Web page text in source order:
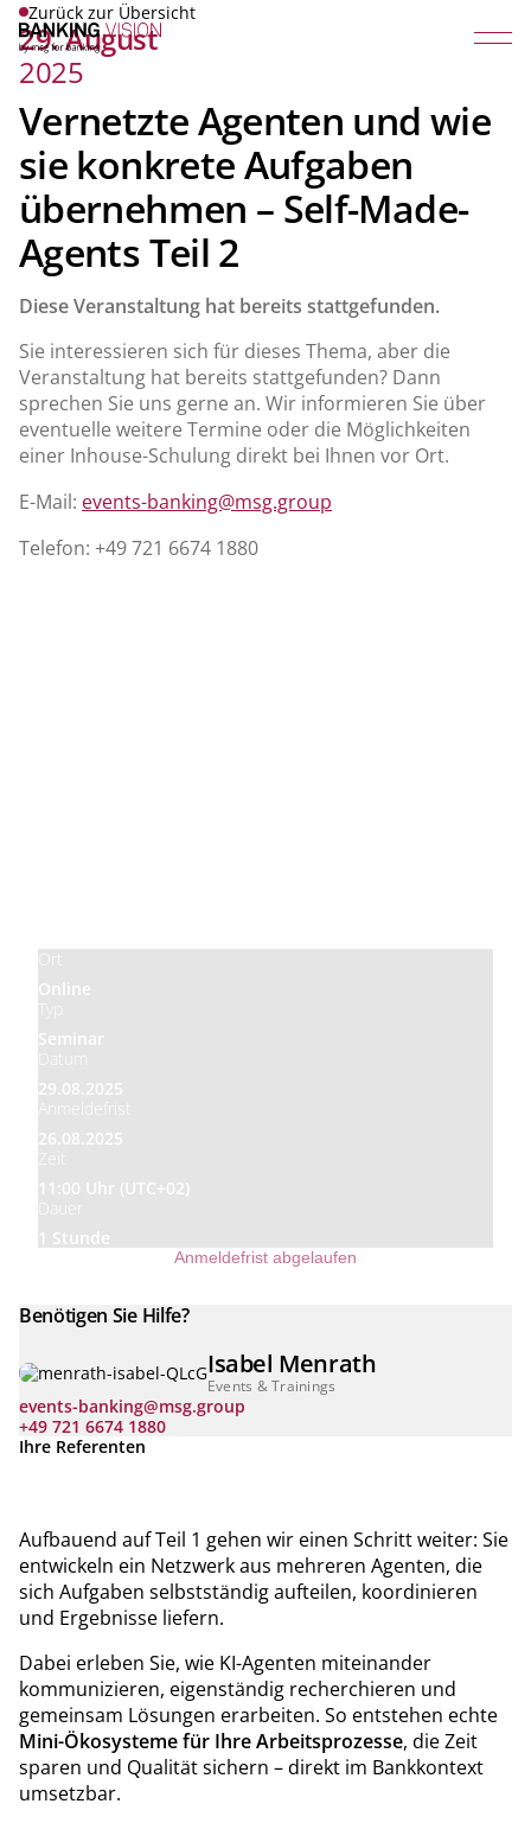
Zurück zur Übersicht
29. August
2025
Vernetzte Agenten und wie
sie konkrete Aufgaben
übernehmen – Self-Made-
Agents Teil 2
Diese Veranstaltung hat bereits stattgefunden.
Sie interessieren sich für dieses Thema, aber die
Veranstaltung hat bereits stattgefunden? Dann
sprechen Sie uns gerne an. Wir informieren Sie über
eventuelle weitere Termine oder die Möglichkeiten
einer Inhouse-Schulung direkt bei Ihnen vor Ort.
E-Mail: events-banking@msg.group
Telefon: +49 721 6674 1880
Online
Seminar
29.08.2025
26.08.2025
11:00 Uhr (UTC+02)
1 Stunde
Anmeldefrist abgelaufen
Benötigen Sie Hilfe?
Isabel Menrath
Events & Trainings
events-banking@msg.group
+49 721 6674 1880
Ihre Referenten
Aufbauend auf Teil 1 gehen wir einen Schritt weiter: Sie
entwickeln ein Netzwerk aus mehreren Agenten, die
sich Aufgaben selbstständig aufteilen, koordinieren
und Ergebnisse liefern.
Dabei erleben Sie, wie KI-Agenten miteinander
kommunizieren, eigenständig recherchieren und
gemeinsam Lösungen erarbeiten. So entstehen echte
Mini-Ökosysteme für Ihre Arbeitsprozesse, die Zeit
sparen und Qualität sichern – direkt im Bankkontext
umsetzbar.